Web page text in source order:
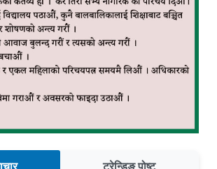
ट्रेन्डिङ पोष्ट